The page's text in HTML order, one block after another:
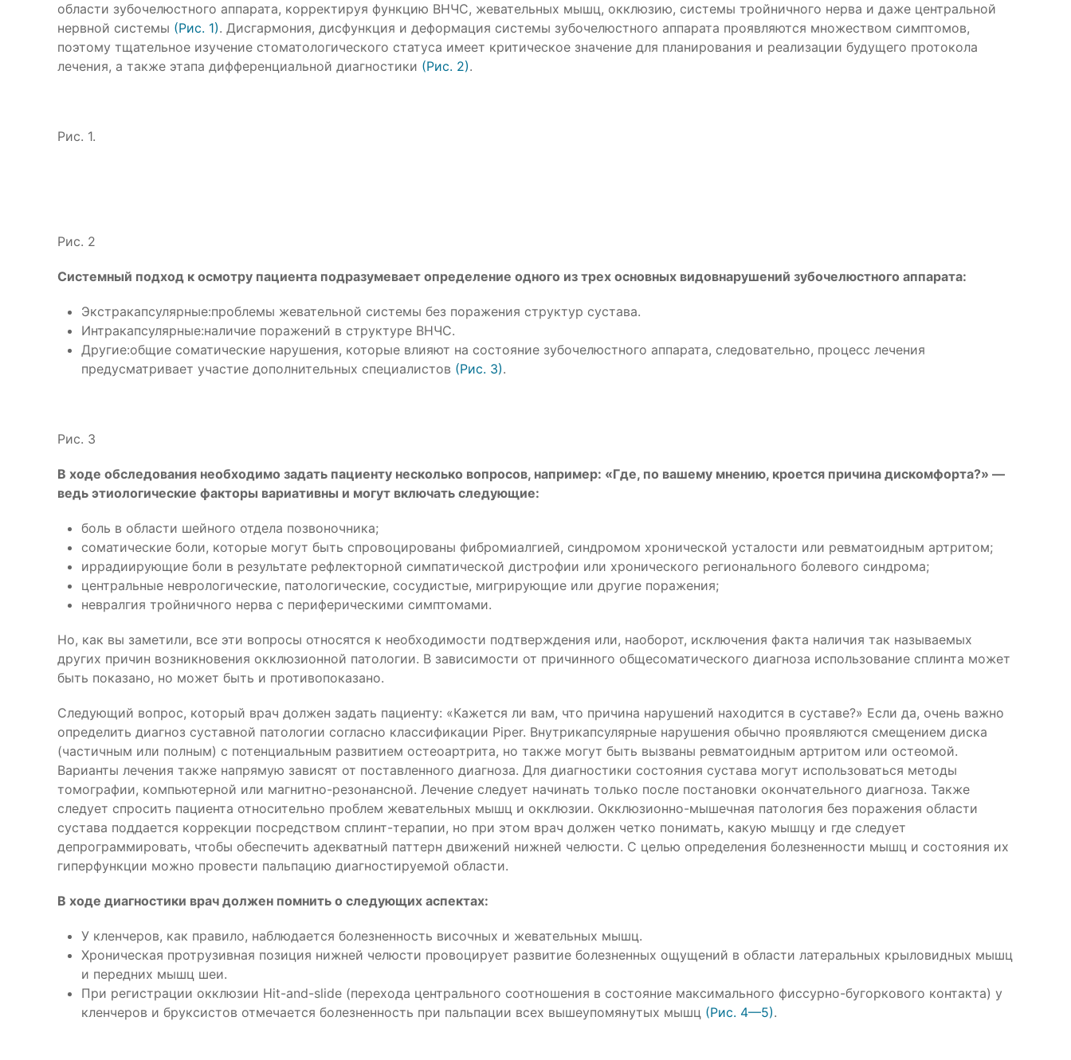
области зубочелюстного аппарата, корректируя функцию ВНЧС, жевательных мышц, окклюзию, системы тройничного нерва и даже центральной
нервной системы (Рис. 1). Дисгармония, дисфункция и деформация системы зубочелюстного аппарата проявляются множеством симптомов,
поэтому тщательное изучение стоматологического статуса имеет критическое значение для планирования и реализации будущего протокола
лечения, а также этапа дифференциальной диагностики (Рис. 2).
Рис. 1.
Рис. 2
Системный подход к осмотру пациента подразумевает определение одного из трех основных видовнарушений зубочелюстного аппарата:
Экстракапсулярные:проблемы жевательной системы без поражения структур сустава.
Интракапсулярные:наличие поражений в структуре ВНЧС.
Другие:общие соматические нарушения, которые влияют на состояние зубочелюстного аппарата, следовательно, процесс лечения
предусматривает участие дополнительных специалистов (Рис. 3).
Рис. 3
В ходе обследования необходимо задать пациенту несколько вопросов, например: «Где, по вашему мнению, кроется причина дискомфорта?» —
ведь этиологические факторы вариативны и могут включать следующие:
боль в области шейного отдела позвоночника;
соматические боли, которые могут быть спровоцированы фибромиалгией, синдромом хронической усталости или ревматоидным артритом;
иррадиирующие боли в результате рефлекторной симпатической дистрофии или хронического регионального болевого синдрома;
центральные неврологические, патологические, сосудистые, мигрирующие или другие поражения;
невралгия тройничного нерва с периферическими симптомами.
Но, как вы заметили, все эти вопросы относятся к необходимости подтверждения или, наоборот, исключения факта наличия так называемых
других причин возникновения окклюзионной патологии. В зависимости от причинного общесоматического диагноза использование сплинта может
быть показано, но может быть и противопоказано.
Следующий вопрос, который врач должен задать пациенту: «Кажется ли вам, что причина нарушений находится в суставе?» Если да, очень важно
определить диагноз суставной патологии согласно классификации Piper. Внутрикапсулярные нарушения обычно проявляются смещением диска
(частичным или полным) с потенциальным развитием остеоартрита, но также могут быть вызваны ревматоидным артритом или остеомой.
Варианты лечения также напрямую зависят от поставленного диагноза. Для диагностики состояния сустава могут использоваться методы
томографии, компьютерной или магнитно-резонансной. Лечение следует начинать только после постановки окончательного диагноза. Также
следует спросить пациента относительно проблем жевательных мышц и окклюзии. Окклюзионно-мышечная патология без поражения области
сустава поддается коррекции посредством сплинт-терапии, но при этом врач должен четко понимать, какую мышцу и где следует
депрограммировать, чтобы обеспечить адекватный паттерн движений нижней челюсти. С целью определения болезненности мышц и состояния их
гиперфункции можно провести пальпацию диагностируемой области.
В ходе диагностики врач должен помнить о следующих аспектах:
У кленчеров, как правило, наблюдается болезненность височных и жевательных мышц.
Хроническая протрузивная позиция нижней челюсти провоцирует развитие болезненных ощущений в области латеральных крыловидных мышц
и передних мышц шеи.
При регистрации окклюзии Hit-and-slide (перехода центрального соотношения в состояние максимального фиссурно-бугоркового контакта) у
кленчеров и бруксистов отмечается болезненность при пальпации всех вышеупомянутых мышц (Рис. 4—5).